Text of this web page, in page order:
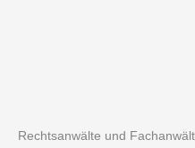
Rechtsanwälte und